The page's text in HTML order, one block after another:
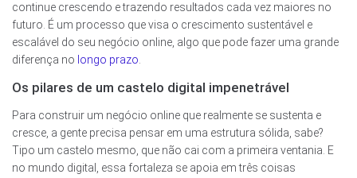
continue crescendo e trazendo resultados cada vez maiores no
futuro. É um processo que visa o crescimento sustentável e
escalável do seu negócio online, algo que pode fazer uma grande
diferença no longo prazo.
Os pilares de um castelo digital impenetrável
Para construir um negócio online que realmente se sustenta e
cresce, a gente precisa pensar em uma estrutura sólida, sabe?
Tipo um castelo mesmo, que não cai com a primeira ventania. E
no mundo digital, essa fortaleza se apoia em três coisas